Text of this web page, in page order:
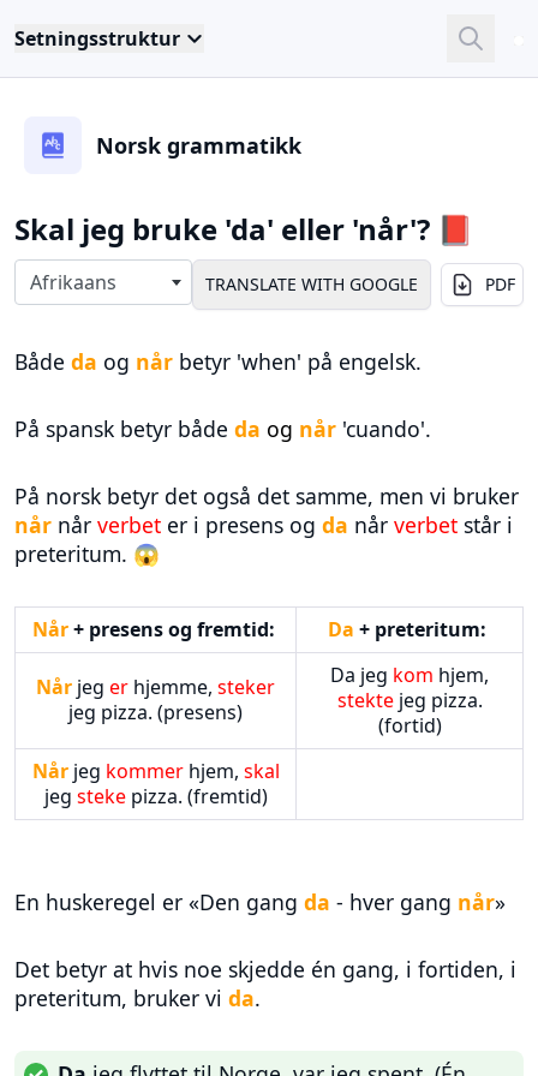
Setningsstruktur
Close
Norsk grammatikk
Skal jeg bruke 'da' eller 'når'? 📕
Select langauges
Afrikaans PDF
Både da og når betyr 'when' på engelsk.
På spansk betyr både da og når 'cuando'.
På norsk betyr det også det samme, men vi bruker
når når verbet er i presens og da når verbet står i
preteritum. 😱
Når+ presens og fremtid: Da + preteritum:
Når jeg er hjemme, steker
jeg pizza. (presens)
Da jeg kom hjem,
stektejeg pizza.
(fortid)
Nårjeg kommerhjem, skal
jeg stekepizza. (fremtid)
En huskeregel er «Den gang da - hver gang når»
Det betyr at hvis noe skjedde én gang, i fortiden, i
preteritum, bruker vi da.